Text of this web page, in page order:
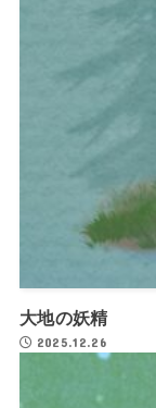
大地の妖精
2025.12.26